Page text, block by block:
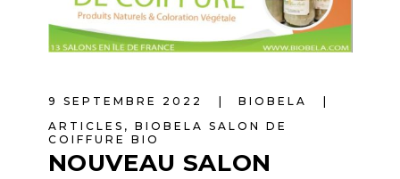
9 SEPTEMBRE 2022
BIOBELA
ARTICLES , BIOBELA SALON DE
COIFFURE BIO
NOUVEAU SALON